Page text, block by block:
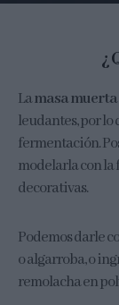
Lamasa muerta
leudantes, por lo
fermentación.
modelarla con
decorativas.
Podemos darle
o algarroba, o
remolacha en